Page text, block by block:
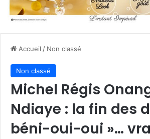
Accueil / Non classé
Non classé
Michel Régis
Ndiaye : la fin des
béni-oui-oui »…